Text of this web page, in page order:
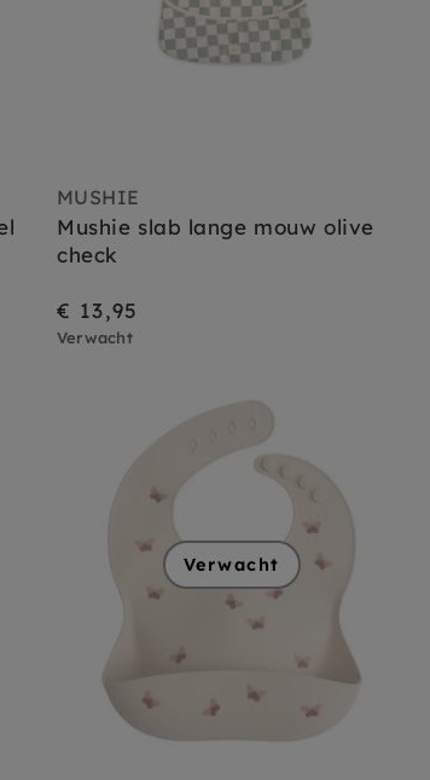
MUSHIE
Mushie slab lange mouw olive
check
€ 13,95
Verwacht
Verwacht